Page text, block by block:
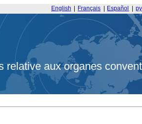
English Français Español
relative aux organes